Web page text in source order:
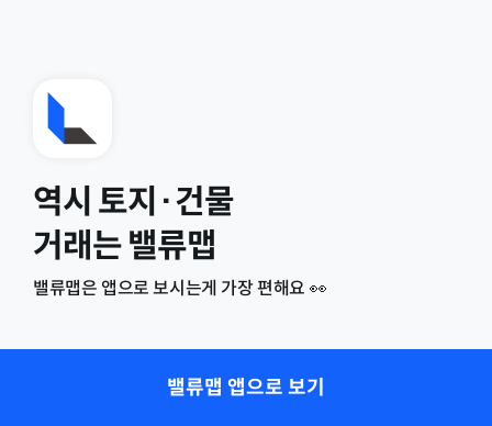
역시 토지·건물
거래는 밸류맵
밸류맵은 앱으로 보시는게 가장 편해요 👀
밸류맵 앱으로 보기